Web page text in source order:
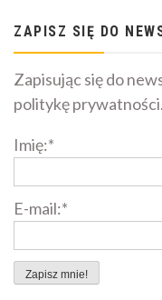
ZAPISZ SIĘ DO
Zapisując się do
politykę prywatności.
Imię:*
E-mail:*